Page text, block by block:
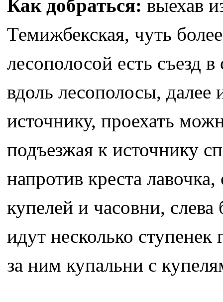
Как добраться: выехав
Темижбекская, чуть
лесополосой есть съезд
вдоль лесополосы, далее
источнику, проехать
подъезжая к источнику
напротив креста
купелей и часовни, слева
идут несколько
за ним купальни с